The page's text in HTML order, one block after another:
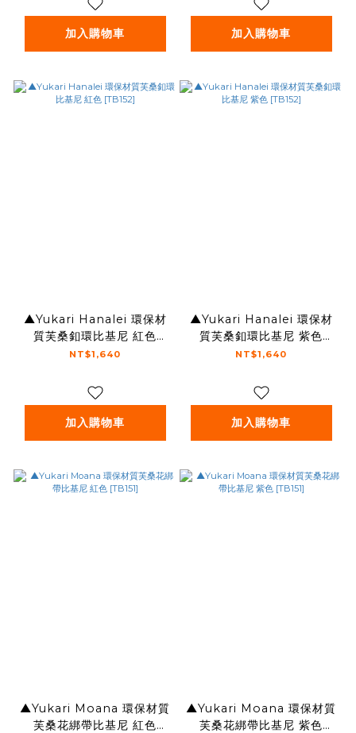
加入購物車 加入購物車
▲Yukari Hanalei 環保材
質芙桑釦環比基尼 紅色
[TB152]
NT$1,640
加入購物車
▲Yukari Hanalei 環保材
質芙桑釦環比基尼 紫色
[TB152]
NT$1,640
加入購物車
▲Yukari Moana 環保材質
芙桑花綁帶比基尼 紅色
▲Yukari Moana 環保材質
芙桑花綁帶比基尼 紫色